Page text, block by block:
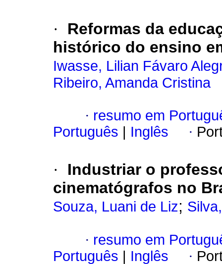
·
Reformas da
histórico do ensino
Iwasse, Lilian Fávaro
Ribeiro, Amanda Cristina
· resumo em
Português
Inglês ·
·
Industriar o
cinematógrafos no
Souza, Luani de Liz;
· resumo em
Português
Inglês ·